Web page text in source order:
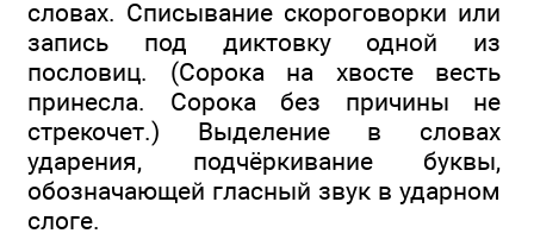
словах. Списывание скороговорки или
запись под диктовку одной из
пословиц. (Сорока на хвосте весть
принесла. Сорока без причины не
стрекочет.) Выделение в словах
ударения, подчёркивание буквы,
обозначающей гласный звук в ударном
слоге.